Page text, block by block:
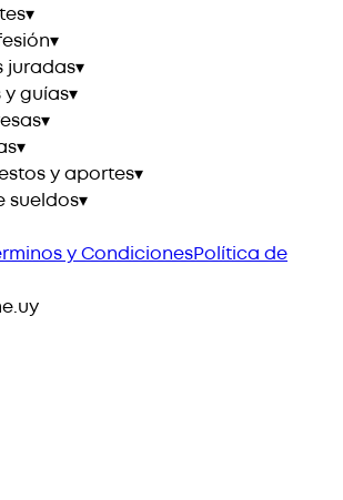
▾
▾
juradas▾
guías▾
▾
▾
y aportes▾
sueldos▾
y CondicionesPolítica de